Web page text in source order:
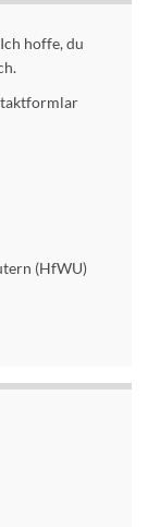
hoffe, du
(HfWU)